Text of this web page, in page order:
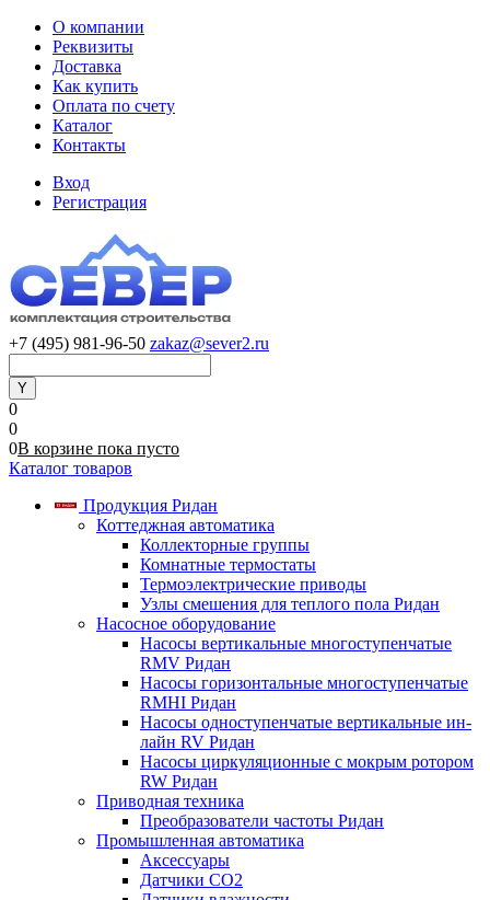
О компании
Реквизиты
Доставка
Как купить
Оплата по счету
Каталог
Контакты
Вход
Регистрация
+7 (495) 981-96-50 zakaz@sever2.ru
0
0
0В корзине пока пусто
Каталог товаров
Продукция Ридан
Коттеджная автоматика
Коллекторные группы
Комнатные термостаты
Термоэлектрические приводы
Узлы смешения для теплого пола Ридан
Насосное оборудование
Насосы вертикальные многоступенчатые
RMV Ридан
Насосы горизонтальные многоступенчатые
RMHI Ридан
Насосы одноступенчатые вертикальные ин-
лайн RV Ридан
Насосы циркуляционные с мокрым ротором
RW Ридан
Приводная техника
Преобразователи частоты Ридан
Промышленная автоматика
Аксессуары
Датчики CO2